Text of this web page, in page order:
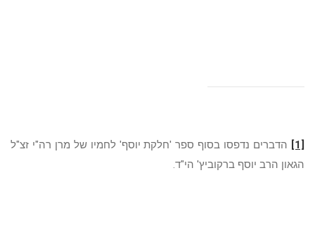
[1] הדברים נדפסו בסוף ספר 'חלקת יוסף' לחמיו של מרן רה"י זצ"ל
הגאון הרב יוסף ברקוביץ' הי"ד.